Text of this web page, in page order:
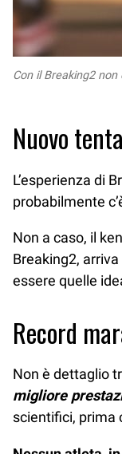
Con il Breaking2
Nuovo
L’esperienza di
probabilmente
Non a caso, il
Breaking2, arriva
essere quelle
Record
Non è dettaglio
migliore
scientifici, prima